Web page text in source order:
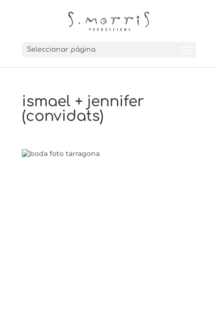
Seleccionar página
ismael + jennifer
(convidats)